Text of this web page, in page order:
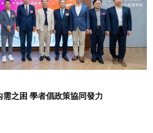
需之困 學者倡政策協同發力